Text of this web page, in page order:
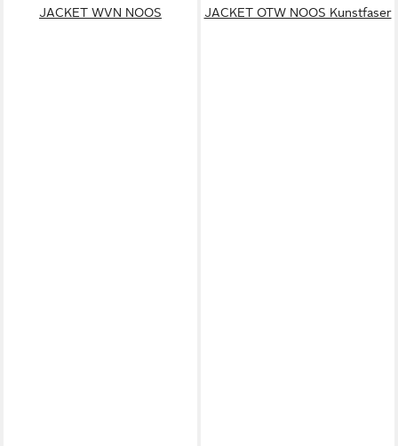
JACKET WVN NOOS
JACKET OTW NOOS Kunstfaser